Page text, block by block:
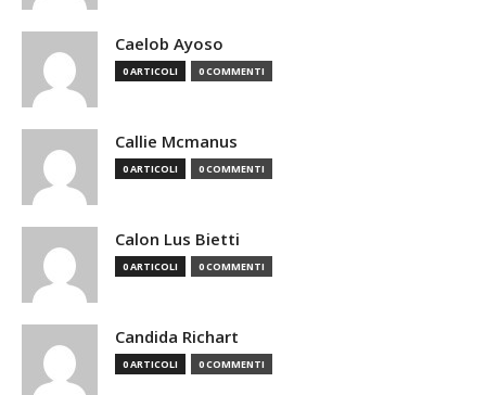
Caelob Ayoso
0 ARTICOLI 0 COMMENTI
Callie Mcmanus
0 ARTICOLI 0 COMMENTI
Calon Lus Bietti
0 ARTICOLI 0 COMMENTI
Candida Richart
0 ARTICOLI 0 COMMENTI